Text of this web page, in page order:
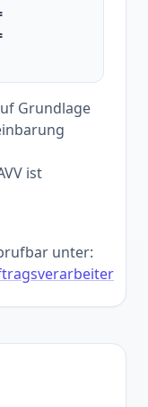
Grundlage
ist
unter: